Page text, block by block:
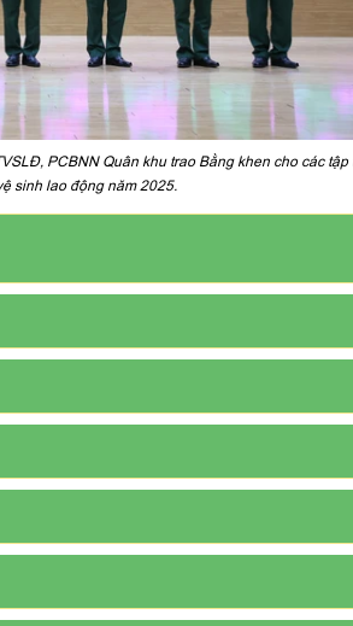
PCBNN Quân khu trao Bằng khen cho các tập
sinh lao động năm 2025.